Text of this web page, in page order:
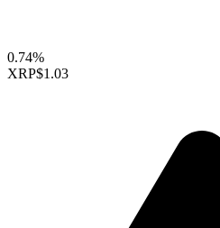
0.74%
XRP$1.03